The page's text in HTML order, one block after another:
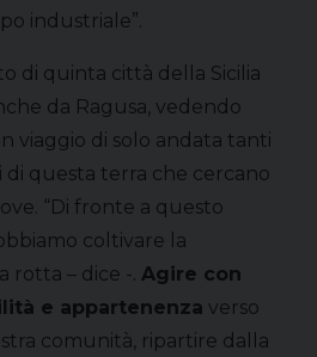
industriale”.
di quinta città della Sicilia
da Ragusa, vedendo
viaggio di solo andata tanti
di questa terra che cercano
“Di fronte a questo
coltivare la
rotta – dice -. Agire con
e appartenenza verso
comunità, ripartire dalla